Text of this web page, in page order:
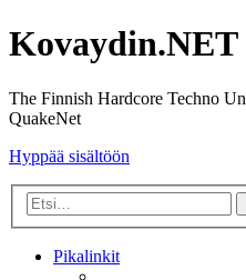
Kovaydin.NET
The Finnish Hardcore Techno
QuakeNet
Hyppää sisältöön
Pikalinkit